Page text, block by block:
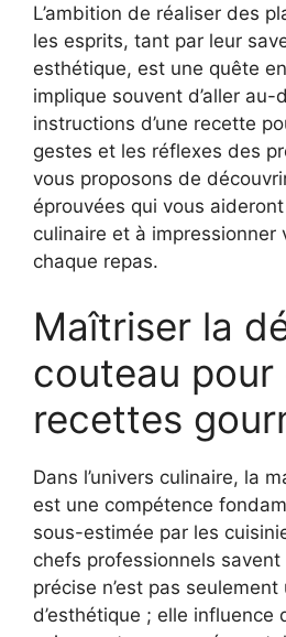
L’ambition de réaliser des
les esprits, tant par leur
esthétique, est une quête
implique souvent d’aller au-
instructions d’une recette
gestes et les réflexes des
vous proposons de
éprouvées qui vous
culinaire et à impressionner
chaque repas.
Maîtriser la
couteau pour
recettes
Dans l’univers culinaire, la
est une compétence
sous-estimée par les
chefs professionnels savent
précise n’est pas
d’esthétique ; elle influence